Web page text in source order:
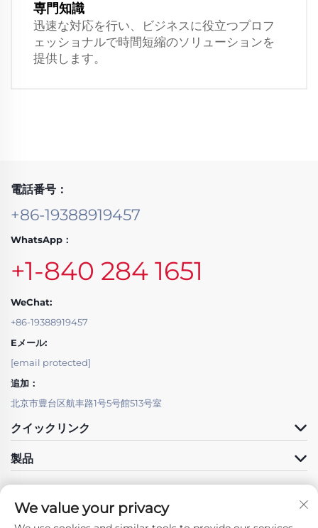
専門知識
迅速な対応を行い、ビジネスに役立つプロフ
ェッショナルで時間短縮のソリューションを
提供します。
電話番号：
+86-19388919457
WhatsApp：
+1-840 284 1651
WeChat:
+86-19388919457
Eメール:
[email protected]
追加：
北京市豊台区航丰路1号5号館513号室
クイックリンク
製品
We value your privacy